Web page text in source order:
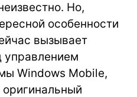
Но,
особенности
вызывает
управлением
Windows Mobile,